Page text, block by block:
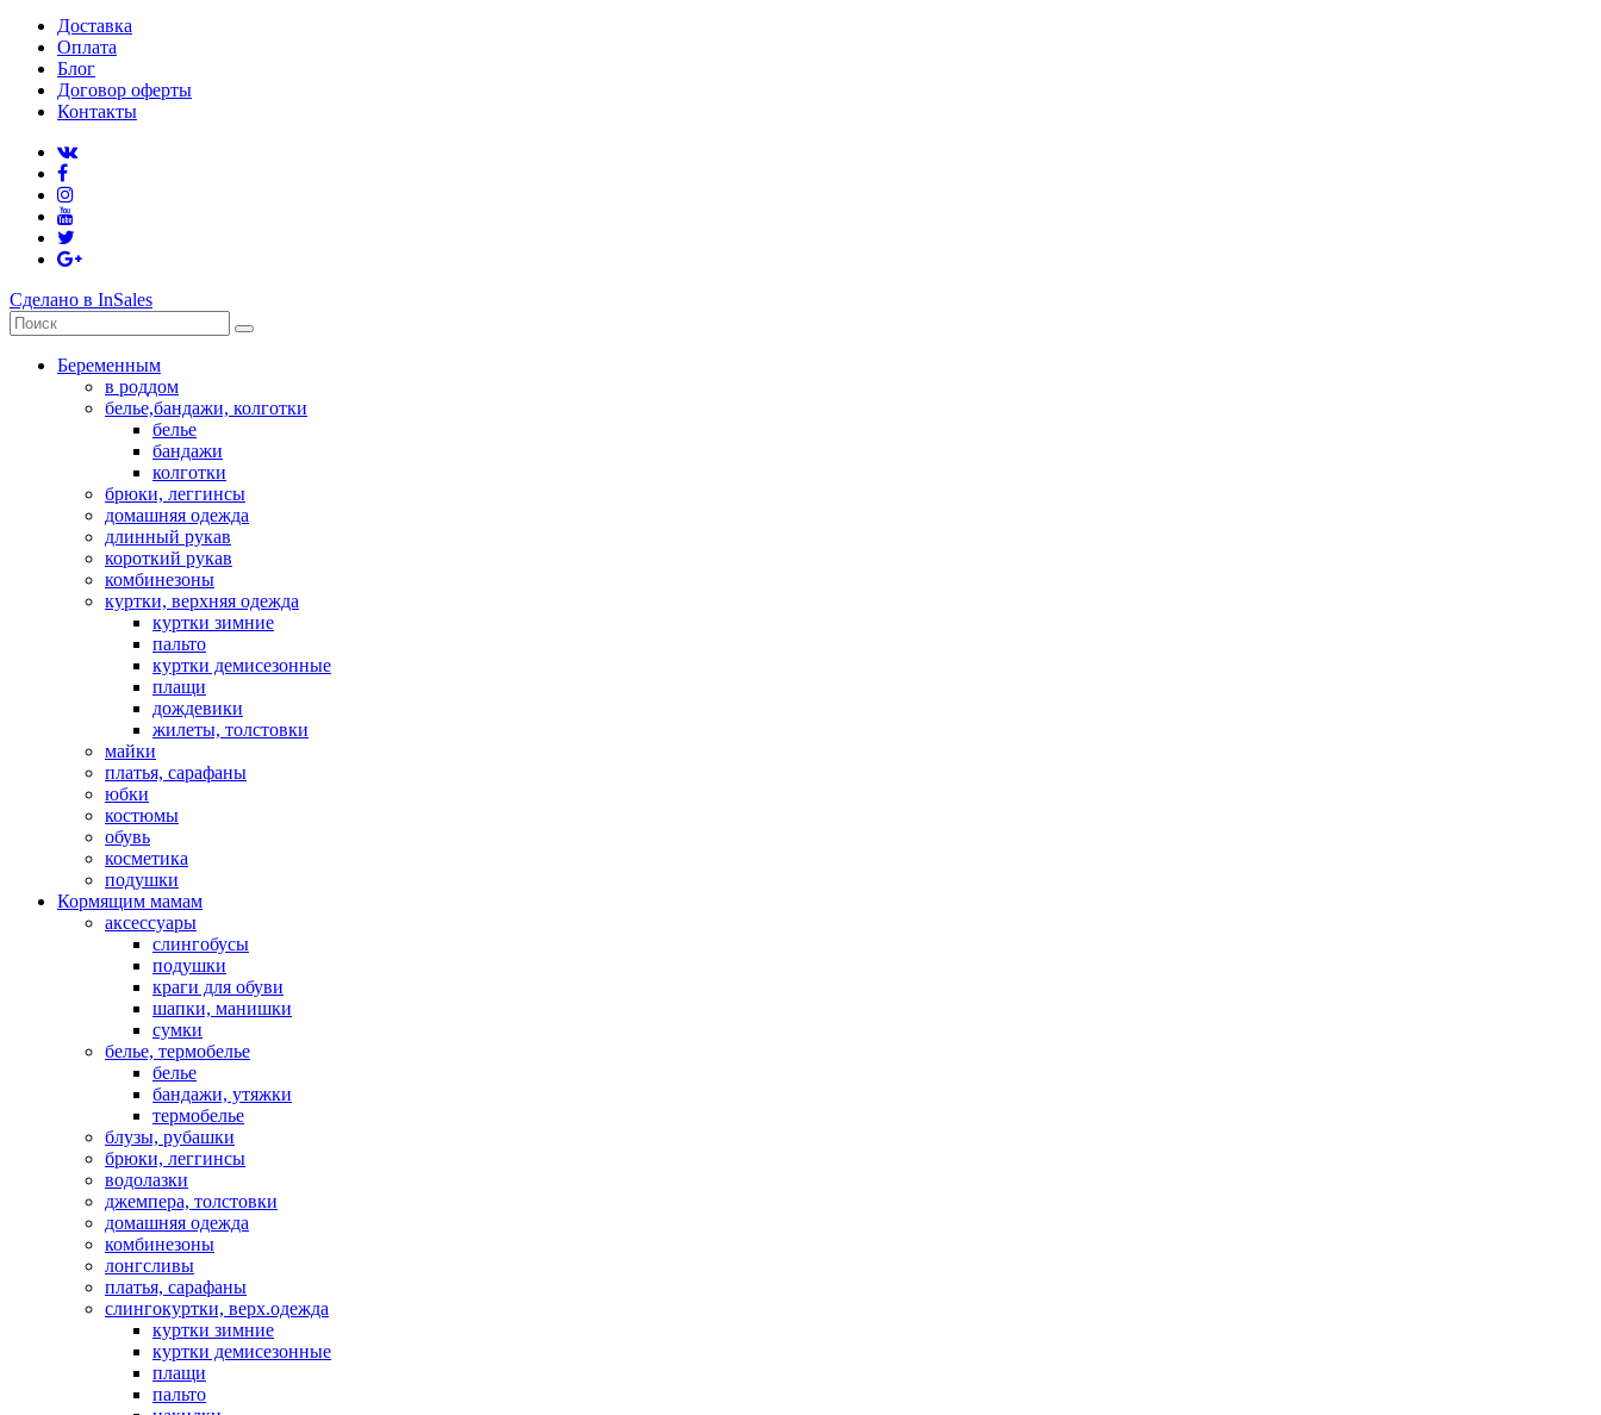
Доставка
Оплата
Блог
Договор оферты
Контакты
Сделано в InSales
Беременным
в роддом
белье,бандажи, колготки
белье
бандажи
колготки
брюки, леггинсы
домашняя одежда
длинный рукав
короткий рукав
комбинезоны
куртки, верхняя одежда
куртки зимние
пальто
куртки демисезонные
плащи
дождевики
жилеты, толстовки
майки
платья, сарафаны
юбки
костюмы
обувь
косметика
подушки
Кормящим мамам
аксессуары
слингобусы
подушки
краги для обуви
шапки, манишки
сумки
белье, термобелье
белье
бандажи, утяжки
термобелье
блузы, рубашки
брюки, леггинсы
водолазки
джемпера, толстовки
домашняя одежда
комбинезоны
лонгсливы
платья, сарафаны
слингокуртки, верх.одежда
куртки зимние
куртки демисезонные
плащи
пальто